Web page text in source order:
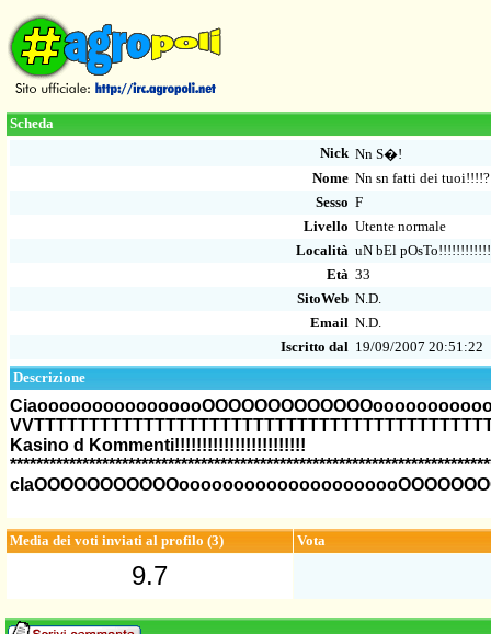
Scheda
Nick Nn S�!
Nome Nn sn fatti dei tuoi!!!!?
Sesso F
Livello Utente normale
Località uN bEl
Età 33
SitoWeb N.D.
Email N.D.
Iscritto dal 19/09/2007 20:51:22
Descrizione
Kasino d Kommenti!!!!!!!!!!!!!!!!!!!!!!!!
Media dei voti inviati al profilo (3) Vota
9.7